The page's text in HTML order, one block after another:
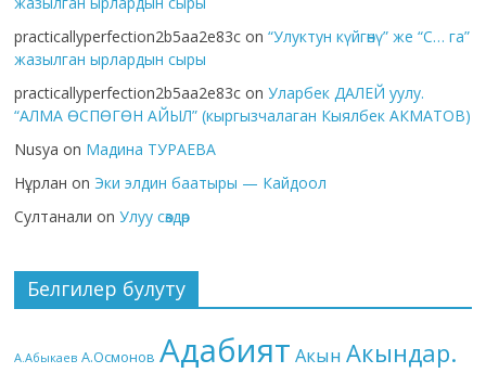
practicallyperfection2b5aa2e83c on“Улуктун күйгөнү” же “С… га”
жазылган ырлардын сыры
practicallyperfection2b5aa2e83c onУларбек ДАЛЕЙ уулу.
“АЛМА ӨСПӨГӨН АЙЫЛ” (кыргызчалаган Кыялбек АКМАТОВ)
Nusya on Мадина ТУРАЕВА
Нұрлан on Эки элдин баатыры — Кайдоол
Султанали onУлуу сөздөр
Белгилер булуту
А.Абыкаев А.Осмонов Адабият Акын Акындар.